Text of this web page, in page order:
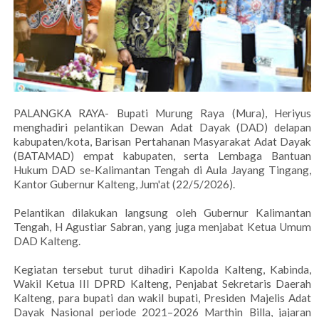
PALANGKA RAYA- Bupati Murung Raya (Mura), Heriyus
menghadiri pelantikan Dewan Adat Dayak (DAD) delapan
kabupaten/kota, Barisan Pertahanan Masyarakat Adat Dayak
(BATAMAD) empat kabupaten, serta Lembaga Bantuan
Hukum DAD se-Kalimantan Tengah di Aula Jayang Tingang,
Kantor Gubernur Kalteng, Jum'at (22/5/2026).
Pelantikan dilakukan langsung oleh Gubernur Kalimantan
Tengah, H Agustiar Sabran, yang juga menjabat Ketua Umum
DAD Kalteng.
Kegiatan tersebut turut dihadiri Kapolda Kalteng, Kabinda,
Wakil Ketua III DPRD Kalteng, Penjabat Sekretaris Daerah
Kalteng, para bupati dan wakil bupati, Presiden Majelis Adat
Dayak Nasional periode 2021–2026 Marthin Billa, jajaran